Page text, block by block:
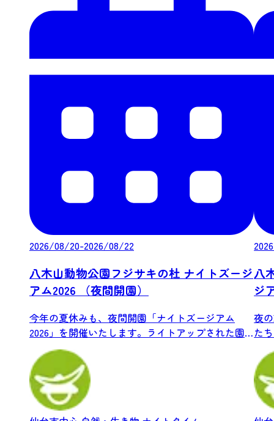
2026/08/20-2026/08/22
八木山動物公園フジサキの杜 ナイトズージ
アム2026 （夜間開園）
今年の夏休みも、夜間開園「ナイトズージアム
2026」を開催いたします。ライトアップされた園
内で...
八
ジ
夜
た
木